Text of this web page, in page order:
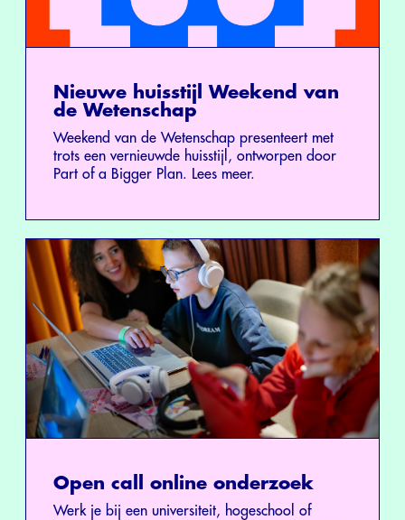
Nieuwe huisstijl Weekend van
de Wetenschap
Weekend van de Wetenschap presenteert met
trots een vernieuwde huisstijl, ontworpen door
Part of a Bigger Plan. Lees meer.
Open call online onderzoek
Werk je bij een universiteit, hogeschool of